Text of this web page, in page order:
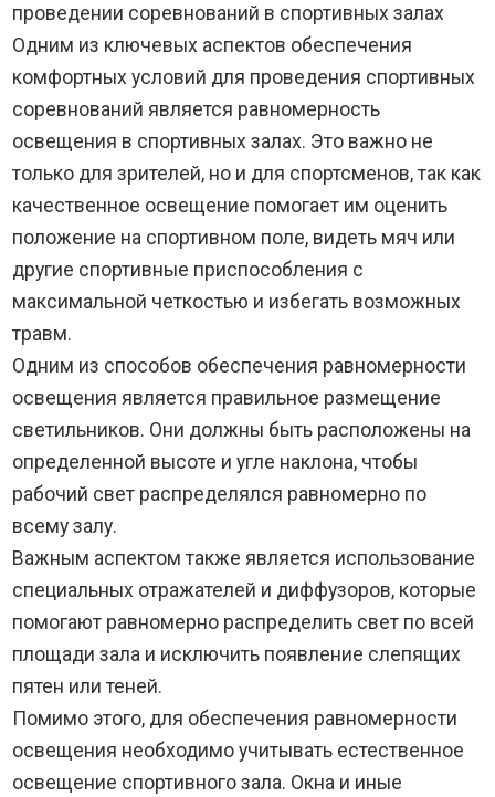
проведении соревнований в спортивных залах
Одним из ключевых аспектов обеспечения
комфортных условий для проведения спортивных
соревнований является равномерность
освещения в спортивных залах. Это важно не
только для зрителей, но и для спортсменов, так как
качественное освещение помогает им оценить
положение на спортивном поле, видеть мяч или
другие спортивные приспособления с
максимальной четкостью и избегать возможных
травм.
Одним из способов обеспечения равномерности
освещения является правильное размещение
светильников. Они должны быть расположены на
определенной высоте и угле наклона, чтобы
рабочий свет распределялся равномерно по
всему залу.
Важным аспектом также является использование
специальных отражателей и диффузоров, которые
помогают равномерно распределить свет по всей
площади зала и исключить появление слепящих
пятен или теней.
Помимо этого, для обеспечения равномерности
освещения необходимо учитывать естественное
освещение спортивного зала. Окна и иные